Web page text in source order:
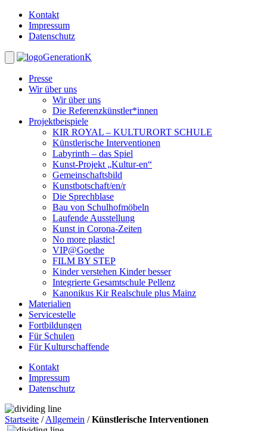
Kontakt
Impressum
Datenschutz
GenerationK
Presse
Wir über uns
Wir über uns
Die Referenzkünstler*innen
Projektbeispiele
KIR ROYAL – KULTURORT SCHULE
Künstlerische Interventionen
Labyrinth – das Spiel
Kunst-Projekt „Kultur-en“
Gemeinschaftsbild
Kunstbotschaft/en/r
Die Sprechblase
Bau von Schulhofmöbeln
Laufende Ausstellung
Kunst in Corona-Zeiten
No more plastic!
VIP@Goethe
FILM BY STEP
Kinder verstehen Kinder besser
Integrierte Gesamtschule Pellenz
Kanonikus Kir Realschule plus Mainz
Materialien
Servicestelle
Fortbildungen
Für Schulen
Für Kulturschaffende
Kontakt
Impressum
Datenschutz
Startseite /Allgemein /Künstlerische Interventionen